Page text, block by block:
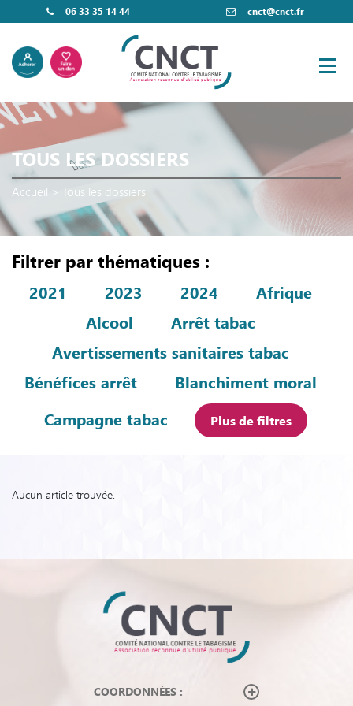
06 33 35 14 44 cnct@cnct.fr
TOUS LES DOSSIERS
Accueil > Tous les dossiers
Filtrer par thématiques :
2021 2023 2024
Afrique
Alcool
Arrêt tabac
Avertissements sanitaires tabac
Bénéfices arrêt
Blanchiment moral
Campagne tabac
Plus de filtres
Aucun article trouvée.
COORDONNÉES :